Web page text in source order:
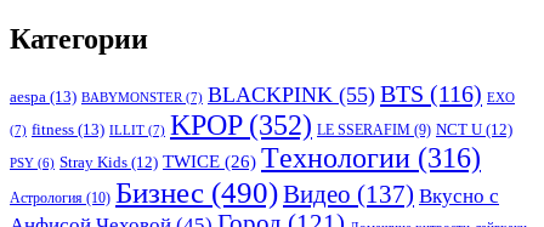
Категории
aespa (13) BABYMONSTER (7) BLACKPINK (55) BTS (116) EXO
(7) fitness (13) ILLIT (7) KPOP(352) LE SSERAFIM (9) NCT U (12)
PSY (6) Stray Kids (12) TWICE (26) Tехнологии (316)
Астрология (10) Бизнес (490)Видео (137) Вкусно с